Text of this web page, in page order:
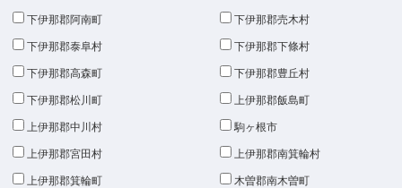
下伊那郡阿南町 下伊那郡売木村
下伊那郡泰阜村 下伊那郡下條村
下伊那郡高森町 下伊那郡豊丘村
下伊那郡松川町 上伊那郡飯島町
上伊那郡中川村 駒ヶ根市
上伊那郡宮田村 上伊那郡南箕輪村
上伊那郡箕輪町 木曽郡南木曽町